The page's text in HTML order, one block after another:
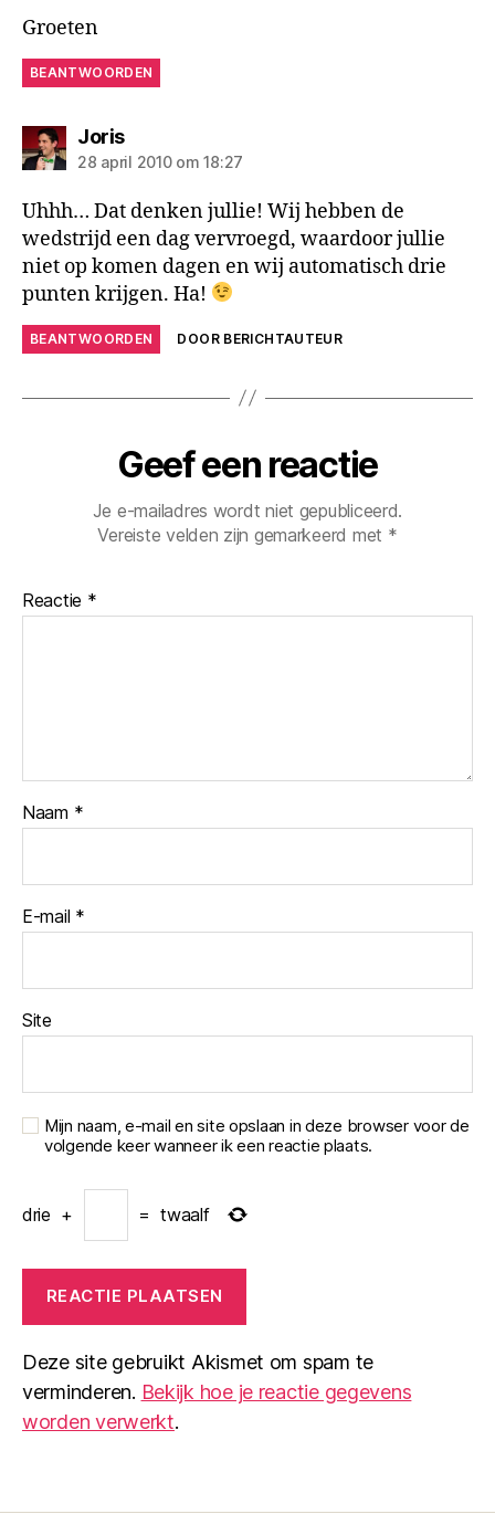
Groeten
BEANTWOORDEN
Joriszegt:
28 april 2010 om 18:27
Uhhh… Dat denken jullie! Wij hebben de
wedstrijd een dag vervroegd, waardoor jullie
niet op komen dagen en wij automatisch drie
punten krijgen. Ha!
BEANTWOORDEN DOOR BERICHTAUTEUR
Geef een reactie
Je e-mailadres wordt niet gepubliceerd.
Vereiste velden zijn gemarkeerd met *
Reactie *
Naam *
E-mail *
Site
Mijn naam, e-mail en site opslaan in deze browser voor de
volgende keer wanneer ik een reactie plaats.
drie + = twaalf
Deze site gebruikt Akismet om spam te
verminderen. Bekijk hoe je reactie gegevens
worden verwerkt.